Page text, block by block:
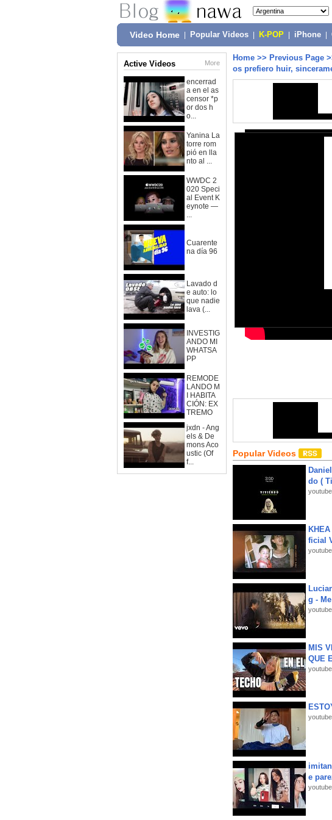
Video Home Popular Videos K-POP iPhone
Active Videos More
encerrad
a en el as
censor *p
or dos h
o...
Yanina La
torre rom
pió en lla
nto al ...
WWDC 2
020 Speci
al Event K
eynote —
...
Cuarente
na día 96
Lavado d
e auto: lo
que nadie
lava (...
INVESTIG
ANDO MI
WHATSA
PP
REMODE
LANDO M
I HABITA
CIÓN: EX
TREMO
jxdn - Ang
els & De
mons Aco
ustic (Of
f...
Home >> Previous Page
os prefiero huir,
Popular Videos
do (
ficial
g -
MIS
QUE
e